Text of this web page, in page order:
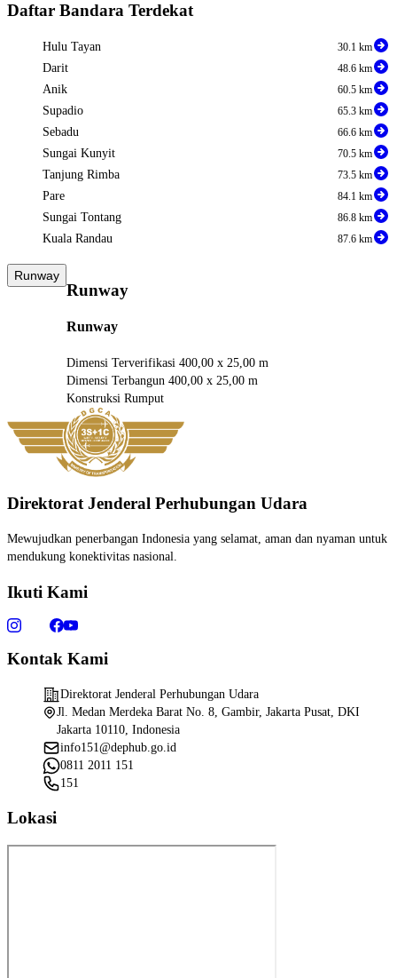
Daftar Bandara Terdekat
Hulu Tayan 30.1 km
Darit 48.6 km
Anik 60.5 km
Supadio 65.3 km
Sebadu 66.6 km
Sungai Kunyit 70.5 km
Tanjung Rimba 73.5 km
Pare 84.1 km
Sungai Tontang 86.8 km
Kuala Randau 87.6 km
Runway
Runway
Runway
Dimensi Terverifikasi 400,00 x 25,00 m
Dimensi Terbangun 400,00 x 25,00 m
Konstruksi Rumput
Direktorat Jenderal Perhubungan Udara
Mewujudkan penerbangan Indonesia yang selamat, aman dan nyaman untuk
mendukung konektivitas nasional.
Ikuti Kami
Kontak Kami
Direktorat Jenderal Perhubungan Udara
Jl. Medan Merdeka Barat No. 8, Gambir, Jakarta Pusat, DKI
Jakarta 10110, Indonesia
info151@dephub.go.id
0811 2011 151
151
Lokasi